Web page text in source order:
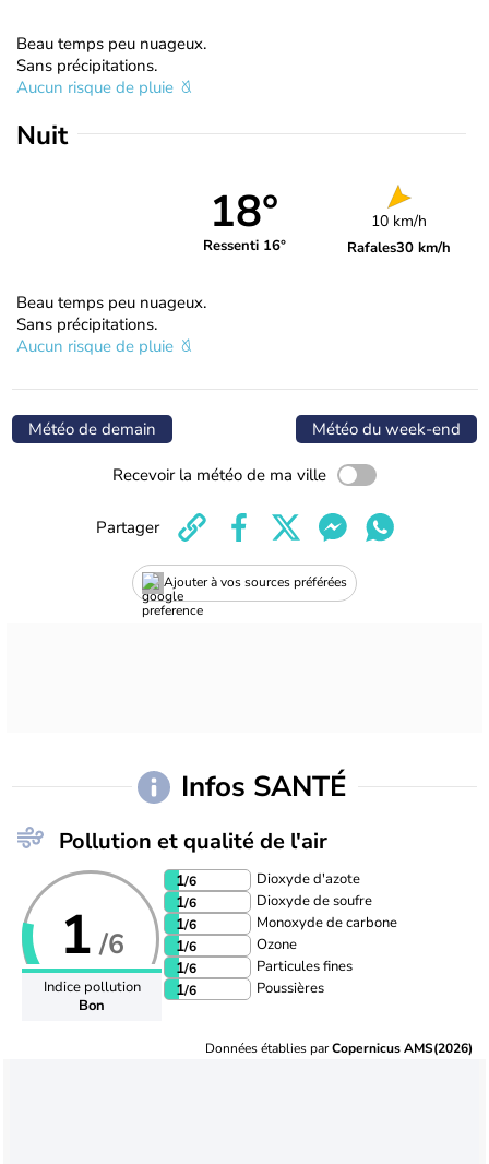
Beau temps peu nuageux.
Sans précipitations.
Aucun risque de pluie
Nuit
18°
Ressenti 16°
10 km/h
Rafales30 km/h
Beau temps peu nuageux.
Sans précipitations.
Aucun risque de pluie
Météo de demain Météo du week-end
Recevoir la météo de ma ville
Ajouter à vos sources préférées
Partager
Infos SANTÉ
Pollution et qualité de l'air
1 /6
Indice pollution
Bon
1/6 Dioxyde d'azote
1/6 Dioxyde de soufre
1/6 Monoxyde de carbone
1/6 Ozone
1/6 Particules fines
1/6 Poussières
Données établies parCopernicus AMS(2026)